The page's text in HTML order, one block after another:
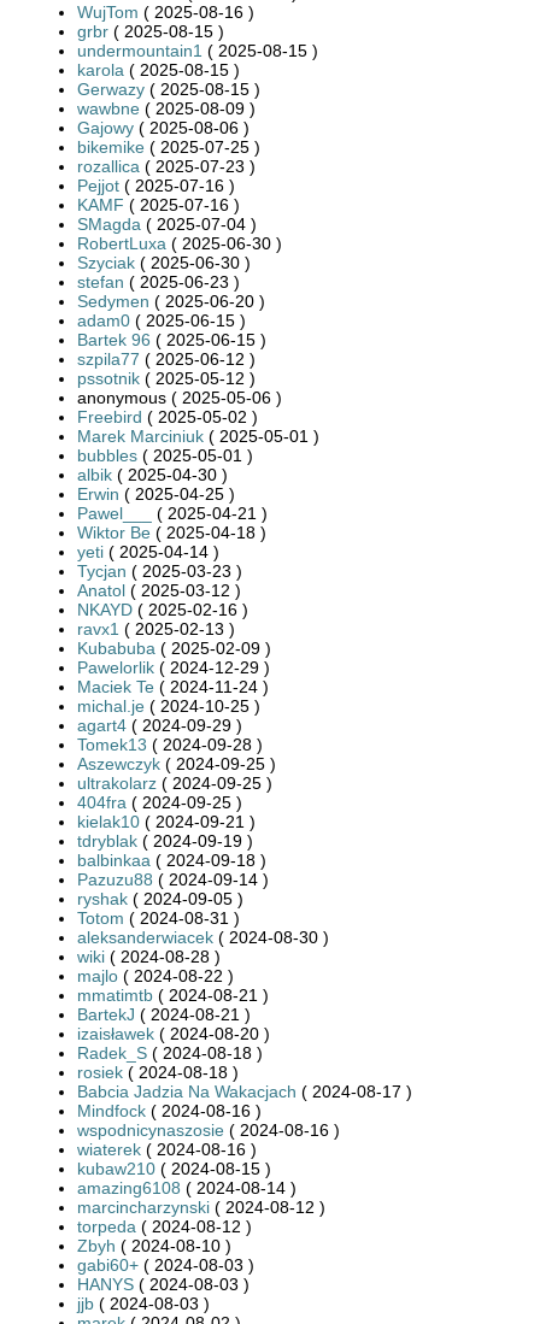
WujTom ( 2025-08-16 )
grbr ( 2025-08-15 )
undermountain1 ( 2025-08-15 )
karola ( 2025-08-15 )
Gerwazy ( 2025-08-15 )
wawbne ( 2025-08-09 )
Gajowy ( 2025-08-06 )
bikemike ( 2025-07-25 )
rozallica ( 2025-07-23 )
Pejjot ( 2025-07-16 )
KAMF ( 2025-07-16 )
SMagda ( 2025-07-04 )
RobertLuxa ( 2025-06-30 )
Szyciak ( 2025-06-30 )
stefan ( 2025-06-23 )
Sedymen ( 2025-06-20 )
adam0 ( 2025-06-15 )
Bartek 96 ( 2025-06-15 )
szpila77 ( 2025-06-12 )
pssotnik ( 2025-05-12 )
anonymous ( 2025-05-06 )
Freebird ( 2025-05-02 )
Marek Marciniuk ( 2025-05-01 )
bubbles ( 2025-05-01 )
albik ( 2025-04-30 )
Erwin ( 2025-04-25 )
Pawel___
( 2025-04-21 )
Wiktor Be ( 2025-04-18 )
yeti ( 2025-04-14 )
Tycjan ( 2025-03-23 )
Anatol ( 2025-03-12 )
NKAYD ( 2025-02-16 )
ravx1 ( 2025-02-13 )
Kubabuba ( 2025-02-09 )
Pawelorlik ( 2024-12-29 )
Maciek Te ( 2024-11-24 )
michal.je ( 2024-10-25 )
agart4 ( 2024-09-29 )
Tomek13 ( 2024-09-28 )
Aszewczyk ( 2024-09-25 )
ultrakolarz ( 2024-09-25 )
404fra ( 2024-09-25 )
kielak10 ( 2024-09-21 )
tdryblak ( 2024-09-19 )
balbinkaa ( 2024-09-18 )
Pazuzu88 ( 2024-09-14 )
ryshak ( 2024-09-05 )
Totom ( 2024-08-31 )
aleksanderwiacek ( 2024-08-30 )
wiki ( 2024-08-28 )
majlo ( 2024-08-22 )
mmatimtb ( 2024-08-21 )
BartekJ ( 2024-08-21 )
izaisławek ( 2024-08-20 )
Radek_S ( 2024-08-18 )
rosiek ( 2024-08-18 )
Babcia Jadzia Na Wakacjach ( 2024-08-17 )
Mindfock ( 2024-08-16 )
wspodnicynaszosie ( 2024-08-16 )
wiaterek ( 2024-08-16 )
kubaw210 ( 2024-08-15 )
amazing6108 ( 2024-08-14 )
marcincharzynski ( 2024-08-12 )
torpeda ( 2024-08-12 )
Zbyh ( 2024-08-10 )
gabi60+ ( 2024-08-03 )
HANYS ( 2024-08-03 )
jjb ( 2024-08-03 )